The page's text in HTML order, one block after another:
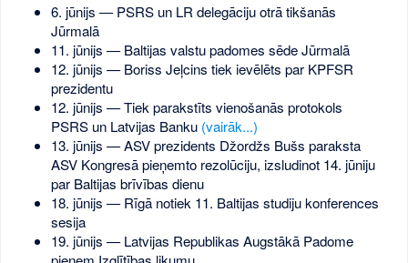
6. jūnijs — PSRS un LR delegāciju otrā tikšanās
Jūrmalā
11. jūnijs — Baltijas valstu padomes sēde Jūrmalā
12. jūnijs — Boriss Jeļcins tiek ievēlēts par KPFSR
prezidentu
12. jūnijs — Tiek parakstīts vienošanās protokols
PSRS un Latvijas Banku (vairāk...)
13. jūnijs — ASV prezidents Džordžs Bušs paraksta
ASV Kongresā pieņemto rezolūciju, izsludinot 14. jūniju
par Baltijas brīvības dienu
18. jūnijs — Rīgā notiek 11. Baltijas studiju konferences
sesija
19. jūnijs — Latvijas Republikas Augstākā Padome